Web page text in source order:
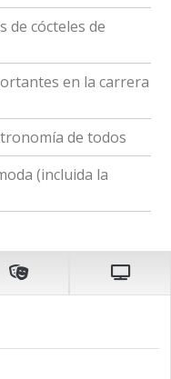
de cócteles de
en la carrera
de todos
(incluida la